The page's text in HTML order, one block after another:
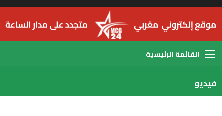
القائمة
فيديو